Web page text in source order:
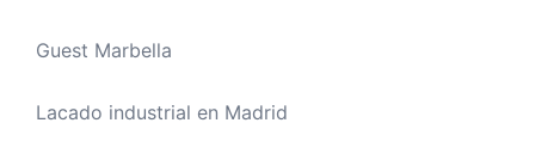
Guest Marbella
Lacado industrial en Madrid